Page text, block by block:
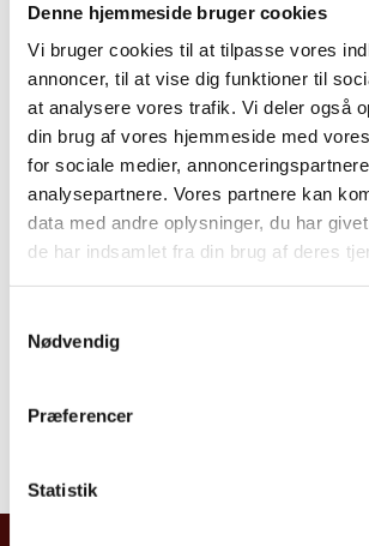
Denne hjemmeside bruger cookies
Vi bruger cookies til at tilpasse vores
annoncer, til at vise dig funktioner til
at analysere vores trafik. Vi deler også
din brug af vores hjemmeside med
for sociale medier,
analysepartnere. Vores partnere kan
data med andre oplysninger, du har
de har indsamlet fra din brug af deres
e
Nødvendig
Præferencer
Statistik
stille dig spørgsmål for at sikre, at
tilstrækkeligt til, at den kan
indberettet gennem vores digitale
vil efterfølgende kommunikation
udgangspunkt alene foregå via
whistleblowerportalen. Derfor er det
følger med i sagen ved løbende at
svare på evt. spørgsmål fra os.
Når du indsender indberetningen, får
du anvende for at tilgå din
derfor vigtigt, at du gemmer koden.
Mister du koden, mister vi muligheden
kommunikere med dig. I værste fald